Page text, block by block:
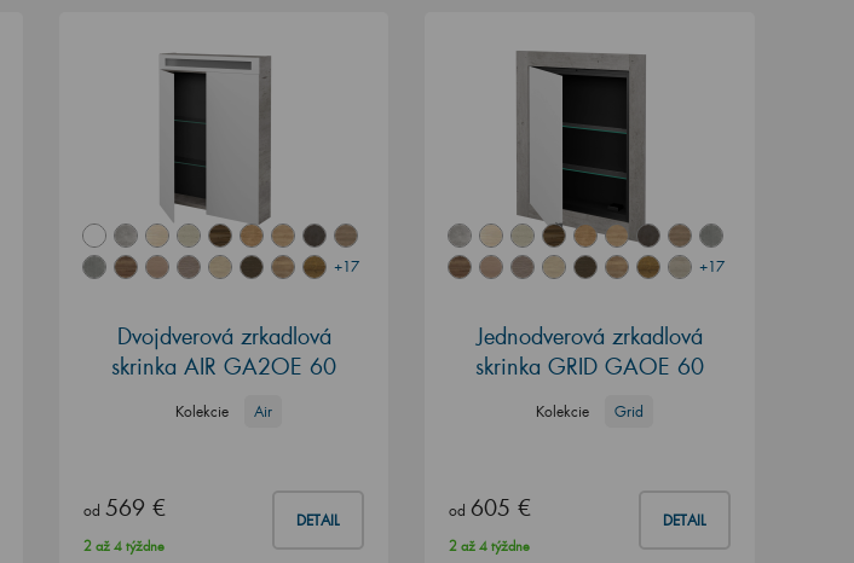
+17
Dvojdverová zrkadlová
skrinka AIR GA2OE 60
Kolekcie Air
od 569 € DETAIL
2 až 4 týždne
+17
Jednodverová zrkadlová
skrinka GRID GAOE 60
Kolekcie Grid
od 605 € DETAIL
2 až 4 týždne